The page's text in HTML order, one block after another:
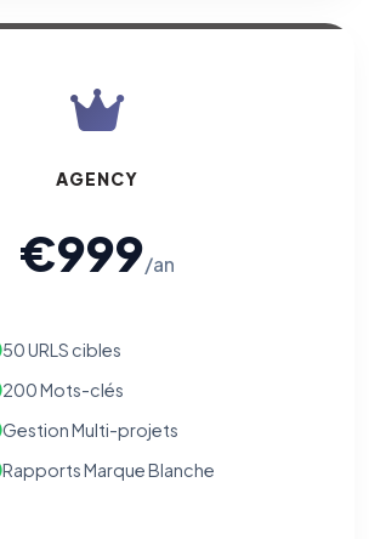
AGENCY
€999/an
50 URLS cibles
200 Mots-clés
Gestion Multi-projets
Rapports Marque Blanche